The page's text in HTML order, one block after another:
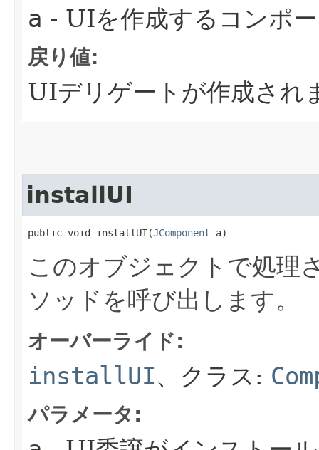
a - UIを作成するコンポ
戻り値:
UIデリゲートが作成され
installUI
public void installUI​(JComponent a)
このオブジェクトで処理
ソッドを呼び出します。
オーバーライド:
installUI、クラス:
パラメータ: